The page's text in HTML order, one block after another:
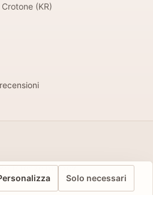
Crotone (KR)
recensioni
privacy
Solo necessari